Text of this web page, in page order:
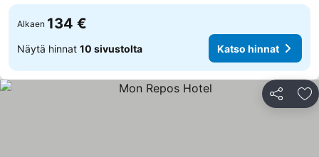
Alkaen 134 €
Näytä hinnat 10 sivustolta Katso hinnat
Jaa